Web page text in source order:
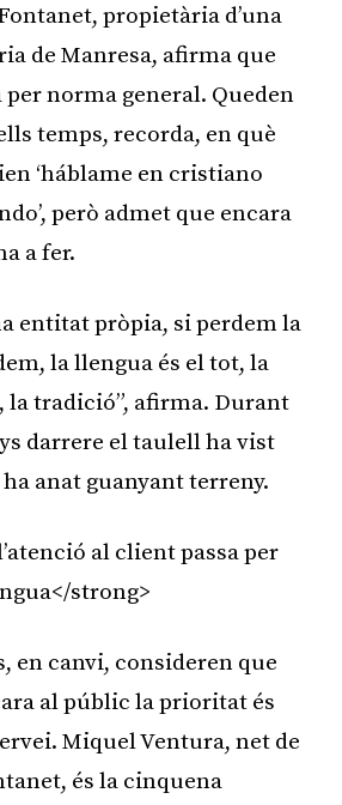
propietària d’una
de Manresa, afirma que
norma general. Queden
temps, recorda, en què
‘háblame en cristiano
però admet que encara
a fer.
entitat pròpia, si perdem la
la llengua és el tot, la
la tradició”, afirma. Durant
darrere el taulell ha vist
anat guanyant terreny.
al client passa per
strong>
en canvi, consideren que
al públic la prioritat és
Miquel Ventura, net de
és la cinquena